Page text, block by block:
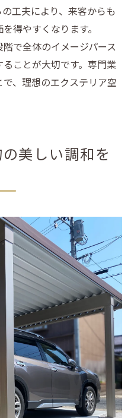
工夫により、来客からも
得やすくなります。
で全体のイメージパース
ことが大切です。専門業
、理想のエクステリア空
美しい調和を